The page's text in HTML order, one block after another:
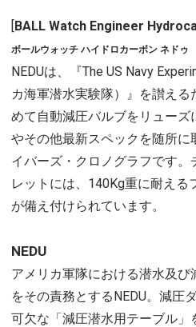
[BALL Watch Engineer
ボールウォッチ ハイドロカーボン ネドゥ
NEDUは、『The US Navy
カ海軍潜水実験隊）』を讃え
めて自動減圧バルブをリュー
やその他最新スペックを随所
イバーズ・クロノグラフです。
レットには、140Kg重に耐える
が備え付けられています。
NEDU
アメリカ軍隊における潜水及
をその責務とするNEDU。減圧
可欠な「減圧潜水用テーブル」